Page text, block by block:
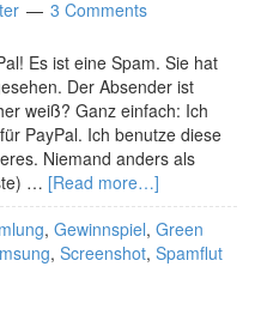
3 Comments
Es ist eine Spam. Sie hat
Der Absender ist
weiß? Ganz einfach: Ich
PayPal. Ich benutze diese
Niemand anders als
… [Read more…]
, Gewinnspiel, Green
, Screenshot, Spamflut